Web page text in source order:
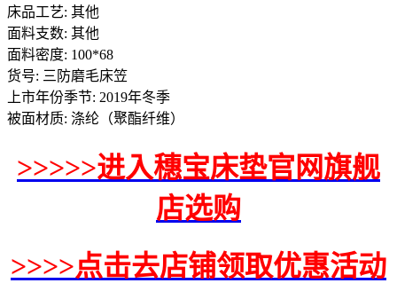
床品工艺: 其他
面料支数: 其他
面料密度: 100*68
货号: 三防磨毛床笠
上市年份季节: 2019年冬季
被面材质: 涤纶（聚酯纤维）
>>>>>进入穗宝床垫官网旗舰
店选购
>>>>点击去店铺领取优惠活动